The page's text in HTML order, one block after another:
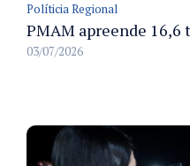
Políticia Regional
03/07/2026